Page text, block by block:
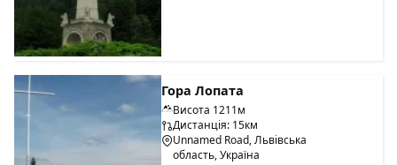
Гора Лопата
Висота 1211м
Дистанція: 15км
Unnamed Road, Львівська
область, Україна